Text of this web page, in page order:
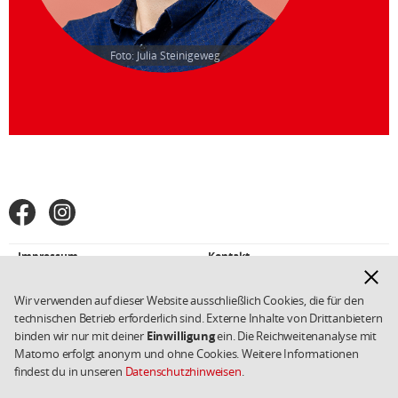
Wir verwenden auf dieser Website ausschließlich Cookies, die für den
technischen Betrieb erforderlich sind. Externe Inhalte von Drittanbietern
binden wir nur mit deiner Einwilligungein. Die Reichweitenanalyse mit
Matomo erfolgt anonym und ohne Cookies. Weitere Informationen
findest du in unseren Datenschutzhinweisen.
Foto: Julia Steinigeweg
Fußbereich
SPD
den
Netzwerken
FacebookInstagram
Weiterführende
Impressum
Kontakt
Copyright 2026 SPD